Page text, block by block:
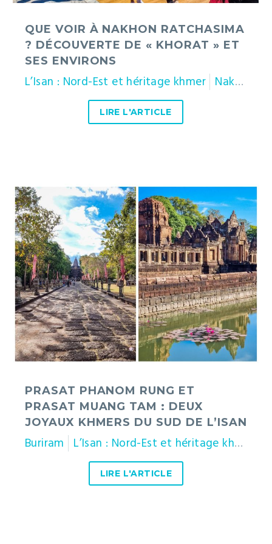
QUE VOIR À NAKHON RATCHASIMA
? DÉCOUVERTE DE « KHORAT » ET
SES ENVIRONS
L’Isan : Nord-Est et héritage khmer Nakhon Ratchasima (Khorat)
LIRE L'ARTICLE
Prasat
Phanom
Rung
et
Prasat
Muang
Tam
:
deux
joyaux
khmers
du
l’Isan
PRASAT PHANOM RUNG ET
PRASAT MUANG TAM : DEUX
JOYAUX KHMERS DU SUD DE L’ISAN
Buriram L’Isan : Nord-Est et héritage khmer
LIRE L'ARTICLE